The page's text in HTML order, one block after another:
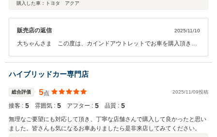
購入した車：トヨタ アクア
販売店の返信 2025/11/10
大ちゃんさま この度は、カインドアウトレットでお車を購入頂き誠
変嬉しく思います。オイル交換やメンテナンスなどのお車のことで何
か御座いましたらお気軽にご連絡下さい。今後とも末永いお付き合い
の程宜しくお願い致します。
ハイブリッドカー専門店
総合評価 5点 2025/11/09投稿
接客 : 5 雰囲気 : 5 アフター : 5 品質 : 5
無理なご要望にも対応して頂き、丁寧な店舗さんで購入して良かったと思い
ました。皆さんも気になるお車ありましたら是非来店してみてください。